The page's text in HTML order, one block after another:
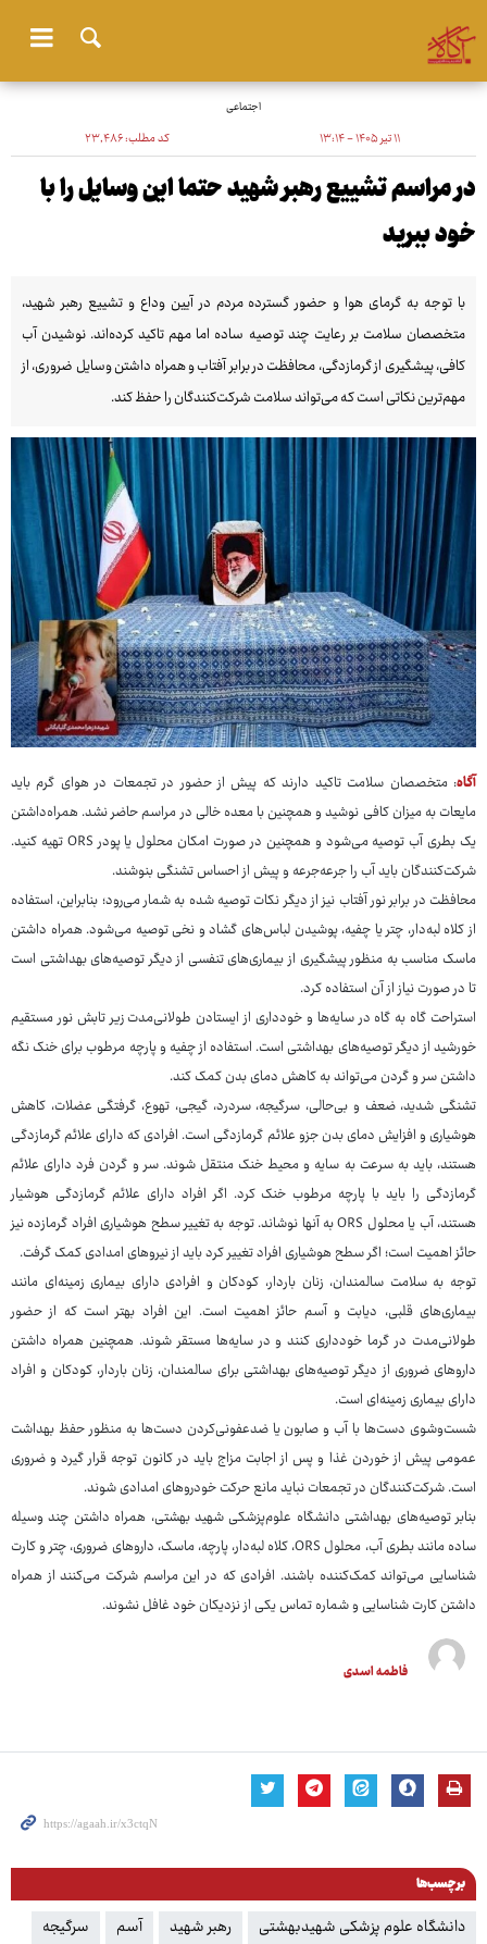
اجتماعی
۱۱ تیر ۱۴۰۵ - ۱۳:۱۴ کد مطلب:۲۳٬۴۸۶
در مراسم تشییع رهبر شهید حتما این وسایل را با
خود ببرید
با توجه به گرمای هوا و حضور گسترده مردم در آیین وداع و تشییع رهبر شهید،
متخصصان سلامت بر رعایت چند توصیه ساده اما مهم تاکید کرده‌اند. نوشیدن آب
کافی، پیشگیری از گرمازدگی، محافظت در برابر آفتاب و همراه داشتن وسایل ضروری، از
مهم‌ترین نکاتی است که می‌تواند سلامت شرکت‌کنندگان را حفظ کند.
آگاه: متخصصان سلامت تاکید دارند که پیش از حضور در تجمعات در هوای گرم باید
مایعات به میزان کافی نوشید و همچنین با معده خالی در مراسم حاضر نشد. همراه‌داشتن
یک بطری آب توصیه می‌شود و همچنین در صورت امکان محلول یا پودر ORS تهیه کنید.
شرکت‌کنندگان باید آب را جرعه‌جرعه و پیش از احساس تشنگی بنوشند.
محافظت در برابر نور آفتاب نیز از دیگر نکات توصیه شده به شمار می‌رود؛ بنابراین، استفاده
از کلاه لبه‌دار، چتر یا چفیه، پوشیدن لباس‌های گشاد و نخی توصیه می‌شود. همراه داشتن
ماسک مناسب به منظور پیشگیری از بیماری‌های تنفسی از دیگر توصیه‌های بهداشتی است
تا در صورت نیاز از آن استفاده کرد.
استراحت گاه به گاه در سایه‌ها و خودداری از ایستادن طولانی‌مدت زیر تابش نور مستقیم
خورشید از دیگر توصیه‌های بهداشتی است. استفاده از چفیه و پارچه مرطوب برای خنک نگه
‌داشتن سر و گردن می‌تواند به کاهش دمای بدن کمک کند.
تشنگی شدید، ضعف و بی‌حالی، سرگیجه، سردرد، گیجی، تهوع، گرفتگی عضلات، کاهش
هوشیاری و افزایش دمای بدن جزو علائم گرمازدگی است. افرادی که دارای علائم گرمازدگی
هستند، باید به سرعت به سایه و محیط خنک منتقل شوند. سر و گردن فرد دارای علائم
گرمازدگی را باید با پارچه مرطوب خنک کرد. اگر افراد دارای علائم گرمازدگی هوشیار
هستند، آب یا محلول ORS به آنها نوشاند. توجه به تغییر سطح هوشیاری افراد گرمازده نیز
حائز اهمیت است؛ اگر سطح هوشیاری افراد تغییر کرد باید از نیروهای امدادی کمک گرفت.
توجه به سلامت سالمندان، زنان باردار، کودکان و افرادی دارای بیماری زمینه‌ای مانند
بیماری‌های قلبی، دیابت و آسم حائز اهمیت است. این افراد بهتر است که از حضور
طولانی‌مدت در گرما خودداری کنند و در سایه‌ها مستقر شوند. همچنین همراه داشتن
داروهای ضروری از دیگر توصیه‌های بهداشتی برای سالمندان، زنان باردار، کودکان و افراد
دارای بیماری زمینه‌ای است.
شست‌وشوی دست‌ها با آب و صابون یا ضدعفونی‌کردن دست‌ها به منظور حفظ بهداشت
عمومی پیش از خوردن غذا و پس از اجابت مزاج باید در کانون توجه قرار گیرد و ضروری
است. شرکت‌کنندگان در تجمعات نباید مانع حرکت خودروهای امدادی شوند.
بنابر توصیه‌های بهداشتی دانشگاه علوم‌پزشکی شهید بهشتی، همراه داشتن چند وسیله
ساده مانند بطری آب، محلول ORS، کلاه لبه‌دار، پارچه، ماسک، داروهای ضروری، چتر و کارت
شناسایی می‌تواند کمک‌کننده باشند. افرادی که در این مراسم شرکت می‌کنند از همراه
‌داشتن کارت شناسایی و شماره تماس یکی از نزدیکان خود غافل‌ نشوند.
فاطمه اسدی
برچسب‌ها
دانشگاه علوم پزشکی شهیدبهشتی رهبر شهید آسم
سرگیجه